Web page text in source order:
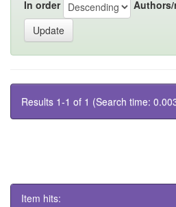
In order
Results 1-1 of 1 (Search time:
Item hits: